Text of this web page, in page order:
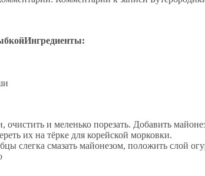
Ингредиенты:
очистить и меленько порезать. Добавить
их на тёрке для корейской морковки.
слегка смазать майонезом, положить слой